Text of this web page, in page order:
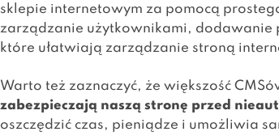
sklepie internetowym za pomocą
zarządzanie użytkownikami, dodawanie
które ułatwiają zarządzanie stroną
Warto też zaznaczyć, że większość
zabezpieczają naszą stronę przed
oszczędzić czas, pieniądze i umożliwia